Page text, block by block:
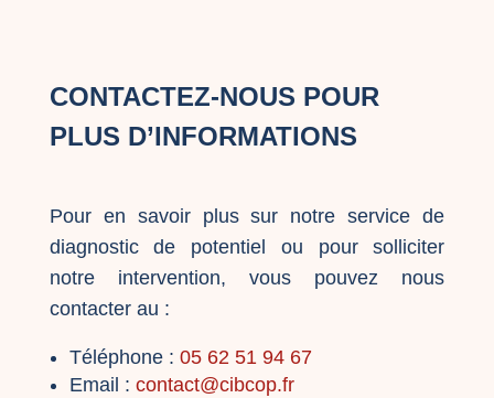
CONTACTEZ-NOUS POUR
PLUS D’INFORMATIONS
Pour en savoir plus sur notre service de
diagnostic de potentiel ou pour solliciter
notre intervention, vous pouvez nous
contacter au :
Téléphone : 05 62 51 94 67
Email : contact@cibcop.fr